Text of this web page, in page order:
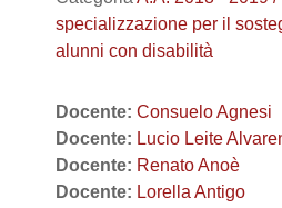
specializzazione per il
alunni con disabilità
Docente: Consuelo Agnesi
Docente: Lucio Leite
Docente: Renato Anoè
Docente: Lorella Antigo